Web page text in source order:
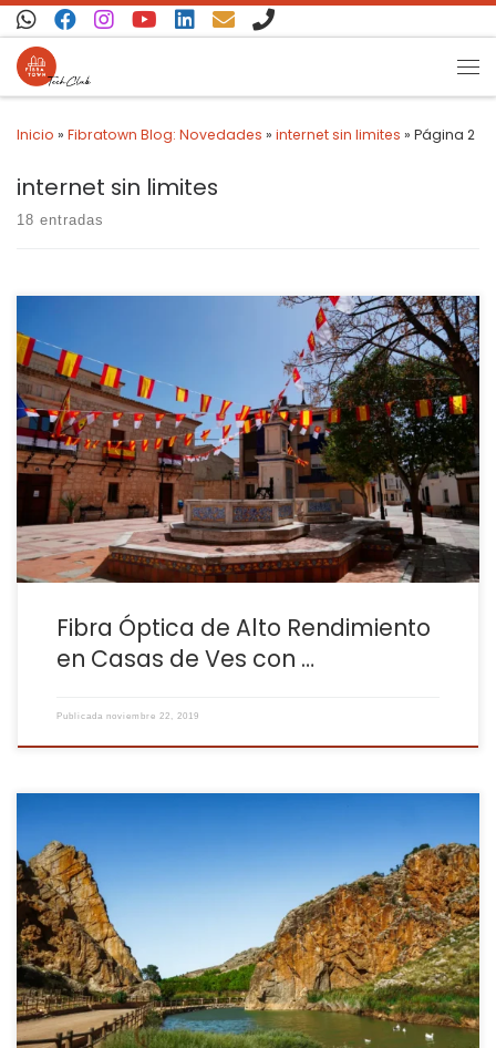
Saltar al contenido
Inicio » Fibratown Blog: Novedades » internet sin limites » Página 2
internet sin limites
18 entradas
En el corazón de Casas de Ves, Fibratown ofrece una experiencia
de conectividad superior con su fibra óptica de última
generación. Nos dedicamos a proporcionar un servicio de internet
que no solo te conecta, sino que te impulsa, ofreciéndote
velocidad, estabilidad y una atención al cliente excepcional. Un
Compromiso con […]
Fibra Óptica de Alto Rendimiento
en Casas de Ves con …
Publicada noviembre 22, 2019
En Fuentealbilla, Fibratown ofrece una conexión de fibra óptica
diseñada para brindarte la mejor experiencia de internet. Desde
hace tiempo, nos hemos dedicado a proporcionar a los
habitantes de Fuentealbilla una conexión confiable y un servicio
excepcional, adaptándonos a sus necesidades de conectividad.
Conectividad de Confianza y Atención Personalizada en […]